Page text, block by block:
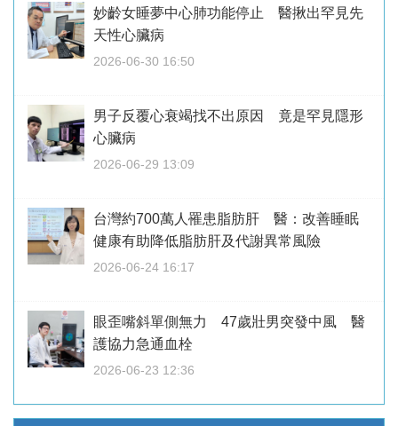
妙齡女睡夢中心肺功能停止 醫揪出罕見先
天性心臟病
2026-06-30 16:50
男子反覆心衰竭找不出原因 竟是罕見隱形
心臟病
2026-06-29 13:09
台灣約700萬人罹患脂肪肝 醫：改善睡眠
健康有助降低脂肪肝及代謝異常風險
2026-06-24 16:17
眼歪嘴斜單側無力 47歲壯男突發中風 醫
護協力急通血栓
2026-06-23 12:36